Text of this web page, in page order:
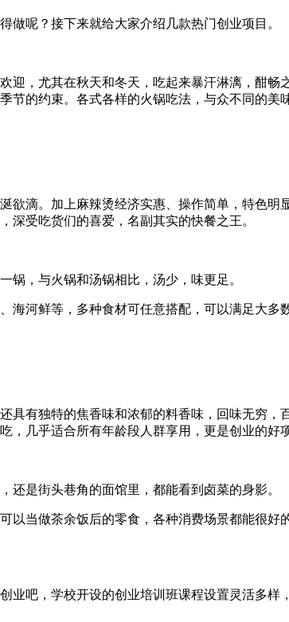
做呢？接下来就给大家介绍几款热门创业项目。
迎，尤其在秋天和冬天，吃起来暴汗淋漓，酣
节的约束。各式各样的火锅吃法，与众不同的
欲滴。加上麻辣烫经济实惠、操作简单，特色
深受吃货们的喜爱，名副其实的快餐之王。
锅，与火锅和汤锅相比，汤少，味更足。
海河鲜等，多种食材可任意搭配，可以满足大
具有独特的焦香味和浓郁的料香味，回味无穷
几乎适合所有年龄段人群享用，更是创业的好
还是街头巷角的面馆里，都能看到卤菜的身影。
以当做茶余饭后的零食，各种消费场景都能很
业吧，学校开设的创业培训班课程设置灵活多样，